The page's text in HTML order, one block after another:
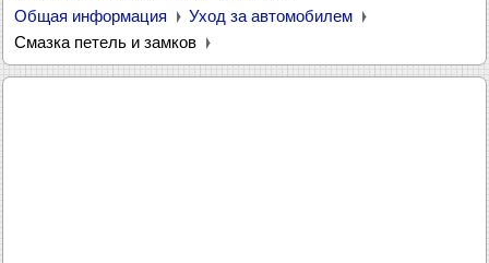
Общая информация
Уход за автомобилем
Смазка петель и замков